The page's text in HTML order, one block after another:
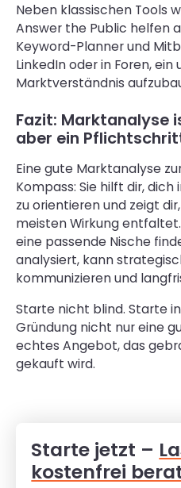
Neben klassischen Tools
Answer the Public helfen
Keyword-Planner und
LinkedIn oder in Foren, ein
Marktverständnis
Fazit: Marktanalyse
aber ein
Eine gute Marktanalyse
Kompass: Sie hilft dir,
zu orientieren und zeigt
meisten Wirkung
eine passende Nische
analysiert, kann
kommunizieren und
Starte nicht blind. Starte
Gründung nicht nur eine
echtes Angebot, das
gekauft wird.
Starte jetzt –
kostenfrei